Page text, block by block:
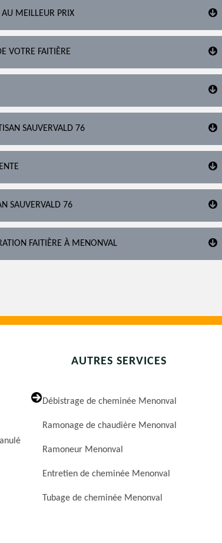
MEILLEUR PRIX
VOTRE FAITIÈRE
SAUVERVALD 76
SAUVERVALD 76
FAITIÈRE À MENONVAL
AUTRES SERVICES
Débistrage de cheminée Menonval
Ramonage de chaudière Menonval
Ramoneur Menonval
Entretien de cheminée Menonval
Tubage de cheminée Menonval